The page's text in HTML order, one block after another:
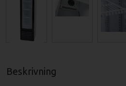
Beskrivning